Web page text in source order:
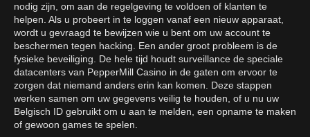
nodig zijn, om aan de regelgeving te voldoen of klanten te
helpen. Als u probeert in te loggen vanaf een nieuw apparaat,
wordt u gevraagd te bewijzen wie u bent om uw account te
beschermen tegen hacking. Een ander groot probleem is de
fysieke beveiliging. De hele tijd houdt surveillance de speciale
datacenters van PepperMill Casino in de gaten om ervoor te
zorgen dat niemand anders erin kan komen. Deze stappen
werken samen om uw gegevens veilig te houden, of u nu uw
Belgisch ID gebruikt om u aan te melden, een opname te maken
of gewoon games te spelen.